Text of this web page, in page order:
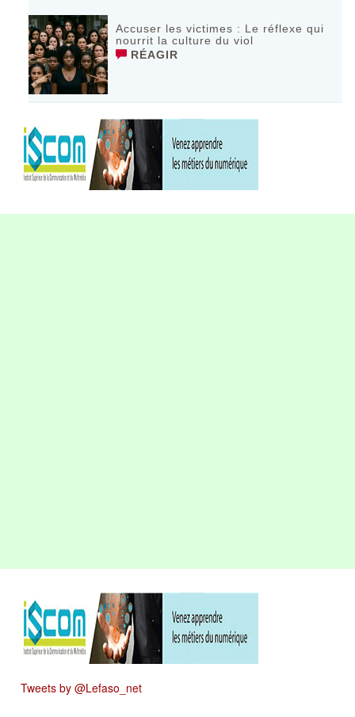
Accuser les victimes : Le réflexe qui
nourrit la culture du viol
RÉAGIR
Tweets by @Lefaso_net